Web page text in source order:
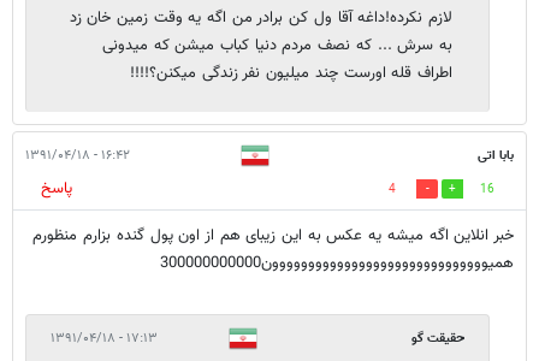
لازم نکرده!داغه آقا ول کن برادر من اگه یه وقت زمین خان زد
به سرش ... که نصف مردم دنیا کباب میشن که میدونی
اطراف قله اورست چند میلیون نفر زندگی میکنن؟!!!!
بابا اتی ۱۶:۴۲ - ۱۳۹۱/۰۴/۱۸
16
4
پاسخ
خبر انلاین اگه میشه یه عکس به این زیبای هم از اون پول گنده بزارم منظورم
همیوووووووووووووووووووووووووووووون300000000000
حقیقت گو ۱۷:۱۳ - ۱۳۹۱/۰۴/۱۸